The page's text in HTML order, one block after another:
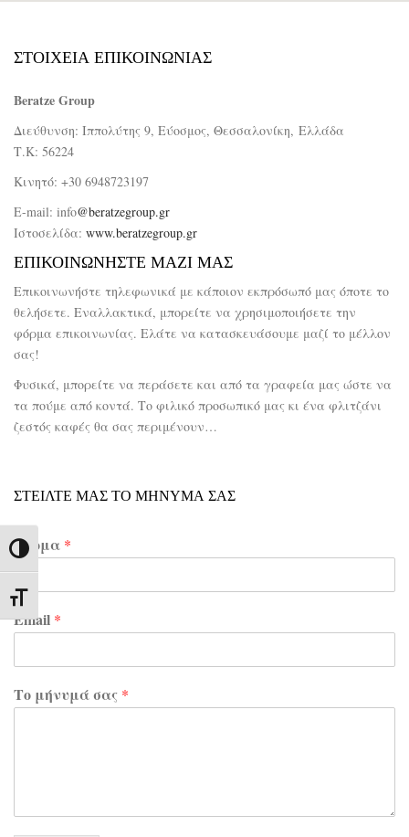
Εναλλαγή Υψηλής Αντίθεσης
Εναλλαγή Μεγέθους Γραμμάτων
ΣΤΟΙΧΕΙΑ ΕΠΙΚΟΙΝΩΝΙΑΣ
Beratze Group
Διεύθυνση: Ιππολύτης 9, Εύοσμος, Θεσσαλονίκη, Ελλάδα
Τ.Κ: 56224
Κινητό: +30 6948723197
E-mail: info@beratzegroup.gr
Ιστοσελίδα: www.beratzegroup.gr
ΕΠΙΚΟΙΝΩΝΗΣΤΕ ΜΑΖΙ ΜΑΣ
Επικοινωνήστε τηλεφωνικά με κάποιον εκπρόσωπό μας όποτε το
θελήσετε. Εναλλακτικά, μπορείτε να χρησιμοποιήσετε την
φόρμα επικοινωνίας. Ελάτε να κατασκευάσουμε μαζί το μέλλον
σας!
Φυσικά, μπορείτε να περάσετε και από τα γραφεία μας ώστε να
τα πούμε από κοντά. Το φιλικό προσωπικό μας κι ένα φλιτζάνι
ζεστός καφές θα σας περιμένουν…
ΣΤΕΙΛΤΕ ΜΑΣ ΤΟ ΜΗΝΥΜΑ ΣΑΣ
Όνομα *
Email *
Το μήνυμά σας *